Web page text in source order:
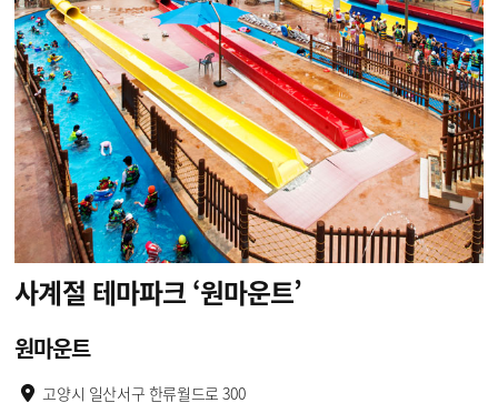
사계절 테마파크‘원마운트’
원마운트
고양시 일산서구 한류월드로 300